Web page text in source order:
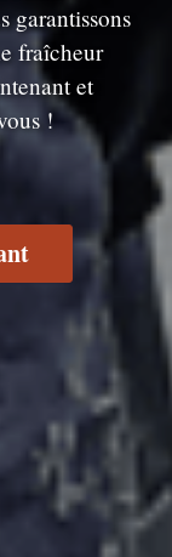
garantissons
fraîcheur
et
!